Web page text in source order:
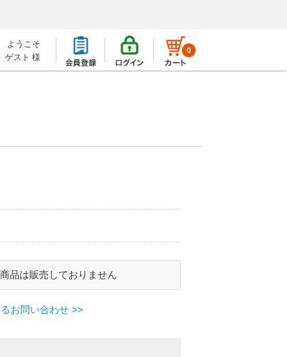
ようこそ
ゲスト 様
0
品は販売しておりません
お問い合わせ >>